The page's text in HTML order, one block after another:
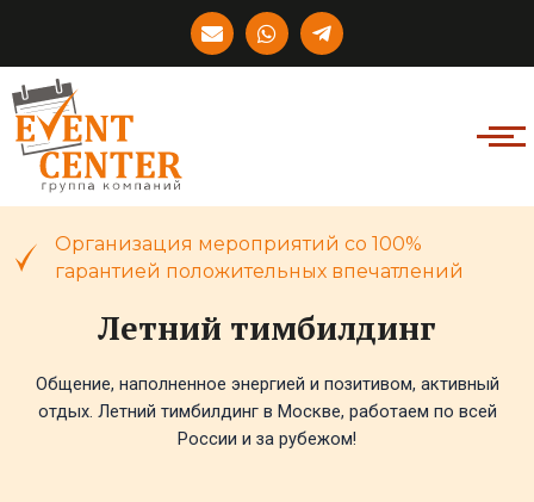
содержимому
E
n
v
W
h
a
T
e
l
p
l
a
n
Организация мероприятий со 100%
гарантией положительных впечатлений
Летний тимбилдинг
Общение, наполненное энергией и позитивом, активный
отдых. Летний тимбилдинг в Москве, работаем по всей
России и за рубежом!